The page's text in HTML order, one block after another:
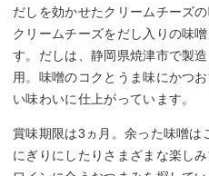
だしを効かせたクリームチーズ
クリームチーズをだし入りの味
す。だしは、静岡県焼津市で製
用。味噌のコクとうま味にかつ
い味わいに仕上がっています。
賞味期限は3ヵ月。余った味噌は
にぎりにしたりさまざまな楽し